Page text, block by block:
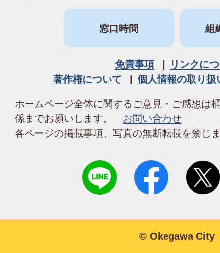
窓口時間 組
免責事項
リンクに
著作権について
個人情報の取り扱
ホームページ全体に関するご意見・ご感想は
係までお願いします。 お問い合わせ
各ページの掲載事項、写真の無断転載を禁じ
© Okegawa City